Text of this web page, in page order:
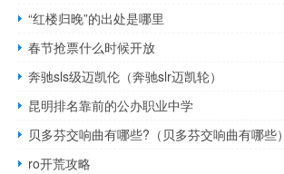
“红楼归晚”的出处是哪里
春节抢票什么时候开放
奔驰sls级迈凯伦（奔驰slr迈凯轮）
昆明排名靠前的公办职业中学
贝多芬交响曲有哪些?（贝多芬交响曲有哪些）
ro开荒攻略